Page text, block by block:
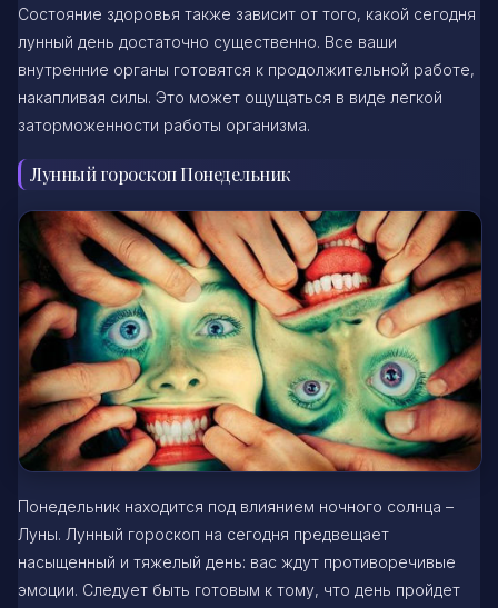
Состояние здоровья также зависит от того, какой сегодня
лунный день достаточно существенно. Все ваши
внутренние органы готовятся к продолжительной работе,
накапливая силы. Это может ощущаться в виде легкой
заторможенности работы организма.
Лунный гороскоп Понедельник
Понедельник находится под влиянием ночного солнца –
Луны. Лунный гороскоп на сегодня предвещает
насыщенный и тяжелый день: вас ждут противоречивые
эмоции. Следует быть готовым к тому, что день пройдет